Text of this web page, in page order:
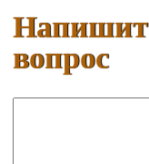
вопрос